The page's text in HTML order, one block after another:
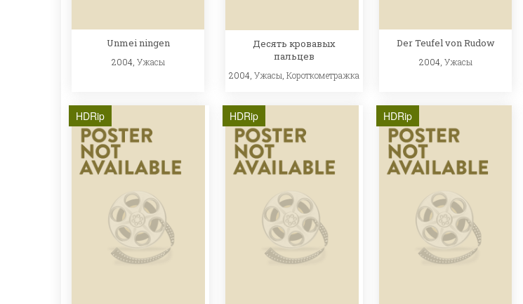
Unmei ningen
2004, Ужасы
Десять кровавых
пальцев
2004, Ужасы Короткометражка
Der Teufel von Rudow
2004, Ужасы
HDRip HDRip HDRip